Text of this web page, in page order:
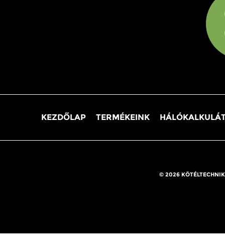
KEZDŐLAP TERMÉKEINK
© 2026